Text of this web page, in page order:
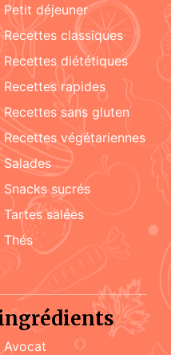
petit déjeuner
recettes classiques
recettes diététiques
recettes rapides
recettes sans gluten
recettes végétariennes
salades
snacks sucrés
tartes salées
Thés
Avocat